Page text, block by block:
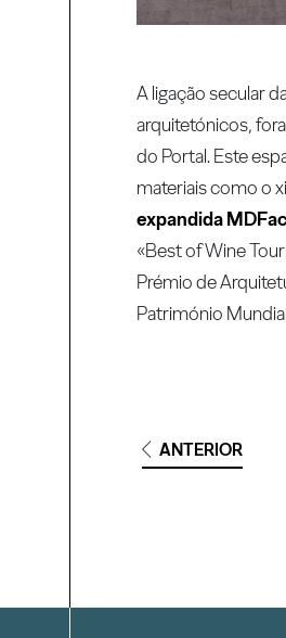
A ligação secular
arquitetónicos,
do Portal. Este
materiais como o
expandida
«Best of Wine
Prémio de
Património
ANTERIOR